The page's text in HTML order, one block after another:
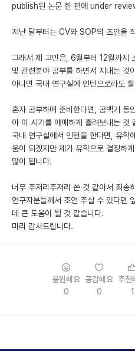
publish된 논문 한 편에 under
지난 달부터는 CV와 SOP의 초안을
그래서 제 고민은, 6월부터 12월까지
및 관련분야 공부를 하면서 지내는 것
아니면 국내 연구실에 인턴으로라도
혼자 공부하며 준비한다면, 공백기 동
아 이 시기를 애매하게 흘려보내는 것
국내 연구실에서 인턴을 한다면, 유학
움이 되겠지만 제가 유학으로 결정하
많이 됩니다.
너무 주저리주저리 쓴 것 같아서 죄송
연구자분들께서 조언 주실 수 있다면
데 큰 도움이 될 것 같습니다.
미리 감사드립니다.
응원해요
0
공감해요
0
추천
1